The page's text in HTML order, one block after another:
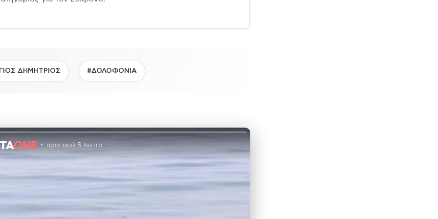
ΔΗΜΗΤΡΙΟΣ #ΔΟΛΟΦΟΝΙΑ
πριν από 5 λεπτά